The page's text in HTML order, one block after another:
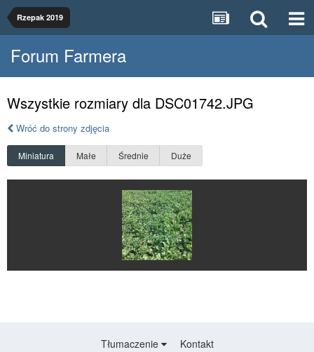
Rzepak 2019
Forum Farmera
Wszystkie rozmiary dla DSC01742.JPG
Wróć do strony zdjęcia
Miniatura Małe Średnie Duże
Tłumaczenie Kontakt